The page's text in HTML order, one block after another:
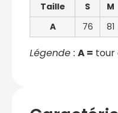
Taille S M
A
76 81
Légende : A = tour